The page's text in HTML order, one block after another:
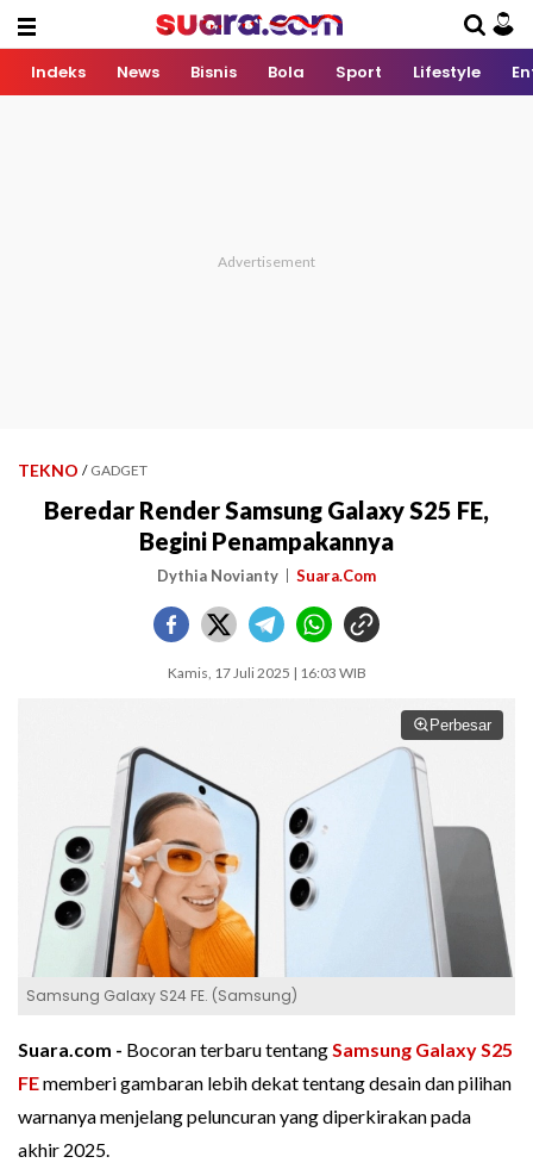
Indeks News Bisnis Bola Sport Lifestyle
TEKNO / GADGET
Beredar Render Samsung Galaxy S25 FE,
Begini Penampakannya
Dythia Novianty Suara.Com
Kamis, 17 Juli 2025 | 16:03 WIB
Perbesar
Samsung Galaxy S24 FE. (Samsung)
Suara.com - Bocoran terbaru tentangSamsung Galaxy S25
FEmemberi gambaran lebih dekat tentang desain dan pilihan
warnanya menjelang peluncuran yang diperkirakan pada
akhir 2025.